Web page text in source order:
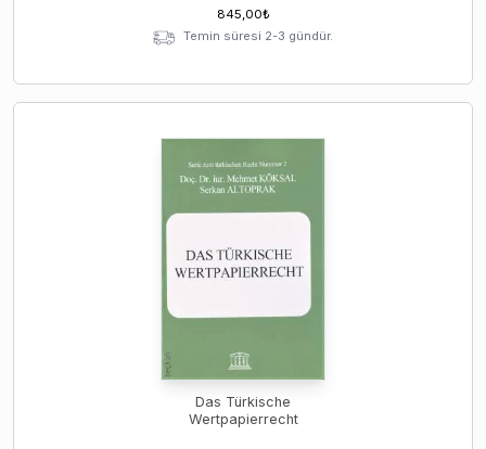
845,00₺
Temin süresi 2-3 gündür.
Das Türkische
Wertpapierrecht